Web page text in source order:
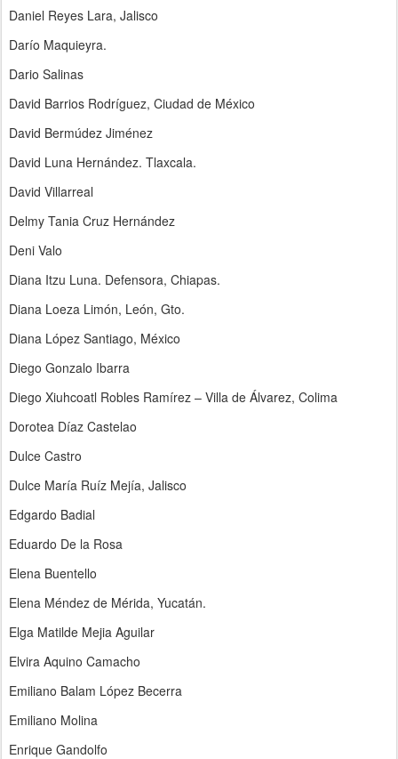
Daniel Reyes Lara, Jalisco
Darío Maquieyra.
Dario Salinas
David Barrios Rodríguez, Ciudad de México
David Bermúdez Jiménez
David Luna Hernández. Tlaxcala.
David Villarreal
Delmy Tania Cruz Hernández
Deni Valo
Diana Itzu Luna. Defensora, Chiapas.
Diana Loeza Limón, León, Gto.
Diana López Santiago, México
Diego Gonzalo Ibarra
Diego Xiuhcoatl Robles Ramírez – Villa de Álvarez, Colima
Dorotea Díaz Castelao
Dulce Castro
Dulce María Ruíz Mejía, Jalisco
Edgardo Badial
Eduardo De la Rosa
Elena Buentello
Elena Méndez de Mérida, Yucatán.
Elga Matilde Mejia Aguilar
Elvira Aquino Camacho
Emiliano Balam López Becerra
Emiliano Molina
Enrique Gandolfo